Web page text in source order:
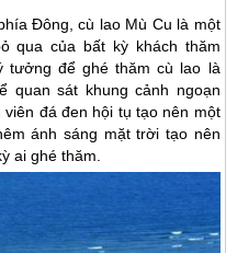
Đông, cù lao Mù Cu là một
qua của bất kỳ khách thăm
tưởng để ghé thăm cù lao là
quan sát khung cảnh ngoạn
đá đen hội tụ tạo nên một
ánh sáng mặt trời tạo nên
ai ghé thăm.